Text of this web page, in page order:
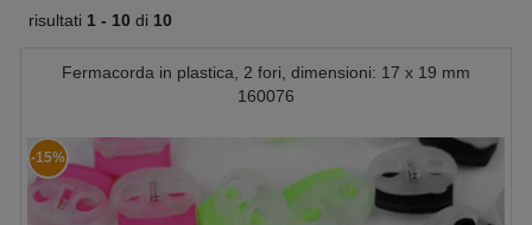
risultati 1 - 10 di 10
Fermacorda in plastica, 2 fori, dimensioni: 17 x 19 mm
160076
-15%